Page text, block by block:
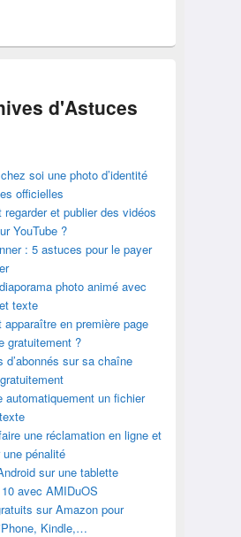
d'Astuces
soi une photo d’identité
officielles
regarder et publier des vidéos
YouTube ?
: 5 astuces pour le payer
photo animé avec
texte
apparaître en première page
gratuitement ?
d’abonnés sur sa chaîne
automatiquement un fichier
une réclamation en ligne et
pénalité
sur une tablette
avec AMIDuOS
sur Amazon pour
Kindle,…